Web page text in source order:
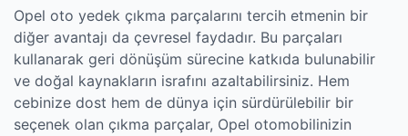
Opel oto yedek çıkma parçalarını tercih etmenin bir
diğer avantajı da çevresel faydadır. Bu parçaları
kullanarak geri dönüşüm sürecine katkıda bulunabilir
ve doğal kaynakların israfını azaltabilirsiniz. Hem
cebinize dost hem de dünya için sürdürülebilir bir
seçenek olan çıkma parçalar, Opel otomobilinizin